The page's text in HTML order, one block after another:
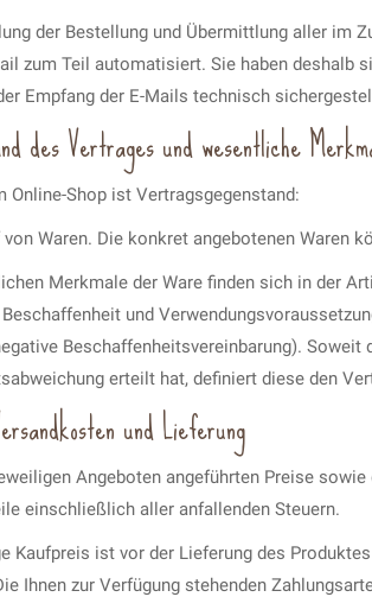
der Bestellung und Übermittlung aller im
zum Teil automatisiert. Sie haben deshalb
Empfang der E-Mails technisch
des Vertrages und wesentliche
Online-Shop ist Vertragsgegenstand:
von Waren. Die konkret angebotenen Waren
Merkmale der Ware finden sich in der
und
Beschaffenheitsvereinbarung).
erteilt hat, definiert diese den
und Lieferung
Angeboten angeführten Preise
einschließlich aller anfallenden Steuern.
Kaufpreis ist vor der Lieferung des
Ihnen zur Verfügung stehenden